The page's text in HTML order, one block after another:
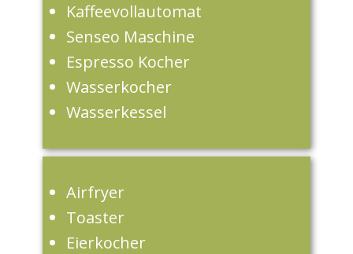
Kaffeevollautomat
Senseo Maschine
Espresso Kocher
Wasserkocher
Wasserkessel
Airfryer
Toaster
Eierkocher